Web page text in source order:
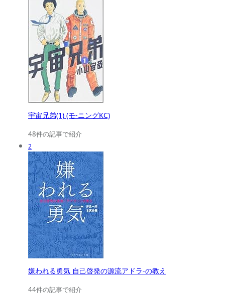
宇宙兄弟(1) (モ-ニングKC)
48件の記事で紹介
2
嫌われる勇気 自己啓発の源流アドラ-の教え
44件の記事で紹介